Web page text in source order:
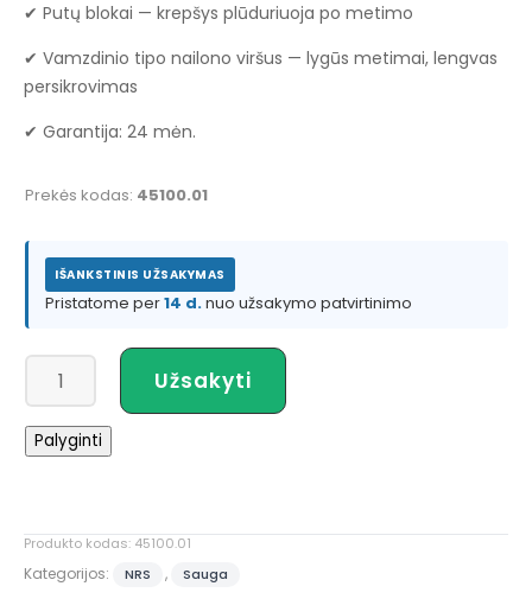
✔ Putų blokai — krepšys plūduriuoja po metimo
✔ Vamzdinio tipo nailono viršus — lygūs metimai, lengvas
persikrovimas
✔ Garantija: 24 mėn.
Prekės kodas: 45100.01
IŠANKSTINIS UŽSAKYMAS
Pristatome per14 d.nuo užsakymo patvirtinimo
kiekis:
NRS
Compact
Bag
Užsakyti
Palyginti
Produkto kodas: 45100.01
Kategorijos: NRS , Sauga